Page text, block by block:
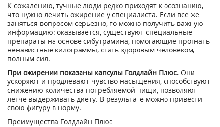
К сожалению, тучные люди редко приходят к осознанию,
что нужно лечить ожирение у специалиста. Если все же
заняться вопросом серьезно, то можно получить важную
информацию: оказывается, существуют специальные
препараты на основе сибутрамина, помогающие прогнать
ненавистные килограммы, стать здоровым человеком,
полным сил.
При ожирении показаны капсулы Голдлайн Плюс. Они
ускоряют и продлевают чувство насыщения, способствуют
снижению количества потребляемой пищи, позволяют
легче выдерживать диету. В результате можно привести
свою фигуру в норму.
Преимущества Голдлайн Плюс